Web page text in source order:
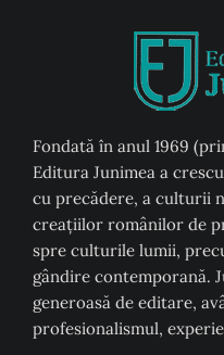
Fondată în anul 1969
Editura Junimea a
cu precădere, a culturii
creaţiilor românilor de
spre culturile lumii,
gândire contemporană.
generoasă de editare,
profesionalismul,